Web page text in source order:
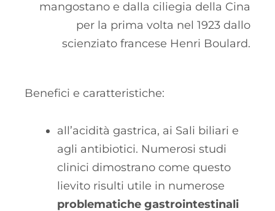
mangostano e dalla ciliegia della Cina
per la prima volta nel 1923 dallo
scienziato francese Henri Boulard.
Benefici e caratteristiche:
all’acidità gastrica, ai Sali biliari e
agli antibiotici. Numerosi studi
clinici dimostrano come questo
lievito risulti utile in numerose
problematiche gastrointestinali